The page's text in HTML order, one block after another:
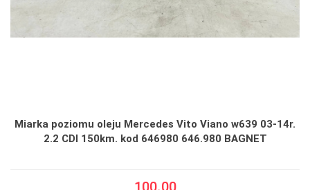
Miarka poziomu oleju Mercedes Vito Viano w639 03-14r.
2.2 CDI 150km. kod 646980 646.980 BAGNET
100.00